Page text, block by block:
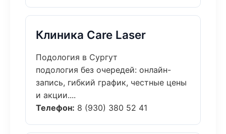
Клиника Care Laser
Подология в Сургут
подология без очередей: онлайн-
запись, гибкий график, честные цены
и акции....
Телефон: 8 (930) 380 52 41